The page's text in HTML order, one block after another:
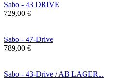
Sabo - 43 DRIVE
729,00 €
Sabo - 47-Drive
789,00 €
Sabo - 43-Drive / AB LAGER...